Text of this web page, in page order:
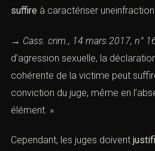
suffire à caractériser
→ Cass. crim., 14 mars 2017, n°
d’agression sexuelle, la
cohérente de la victime peut
conviction du juge, même en
élément. »
Cependant, les juges doivent